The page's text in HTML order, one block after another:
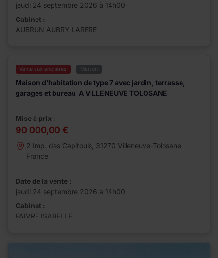
jeudi 24 septembre 2026 à 14h00
Cabinet :
AUBRUN AUBRY LARERE
Vente aux enchères Maison
Maison d’habitation de type 7 avec jardin, terrasse,
garages et bureau A VILLENEUVE TOLOSANE
Mise à prix :
90 000,00 €
2 Imp. des Capitouls, 31270 Villeneuve-Tolosane,
France
Date de la vente :
jeudi 24 septembre 2026 à 14h00
Cabinet :
FAIVRE ISABELLE